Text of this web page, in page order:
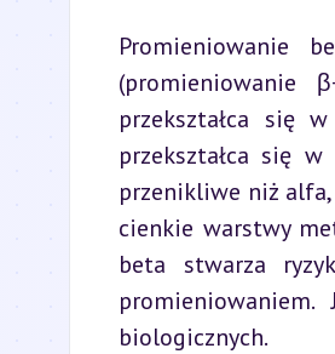
Promieniowanie
(promieniowanie
przekształca się
przekształca się
przenikliwe niż alfa,
cienkie warstwy
beta stwarza
biologicznych.